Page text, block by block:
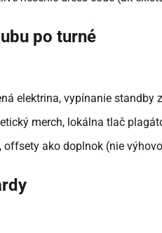
po turné
elektrina, vypínanie standby
merch, lokálna tlač
ako doplnok (nie